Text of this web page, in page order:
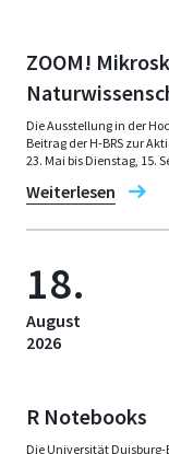
ZOOM!
Die Ausstellung in der
Beitrag der H-BRS zur
23. Mai bis Dienstag, 15.
Weiterlesen
18.
August
2026
R Notebooks
Die Universität Duisburg-